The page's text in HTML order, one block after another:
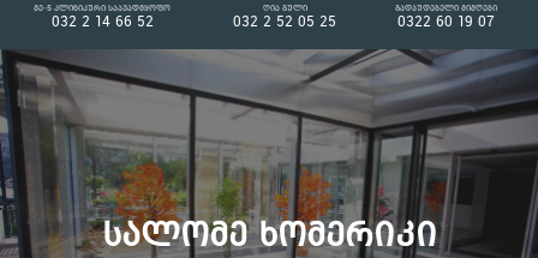
Მე-5 Კლინიკური Საავადმყოფო
032 2 14 66 52
Ღია Გული
032 2 52 05 25
Გადაუდებელი Მიმღები
0322 60 19 07
Სალომე Ხომერიკი